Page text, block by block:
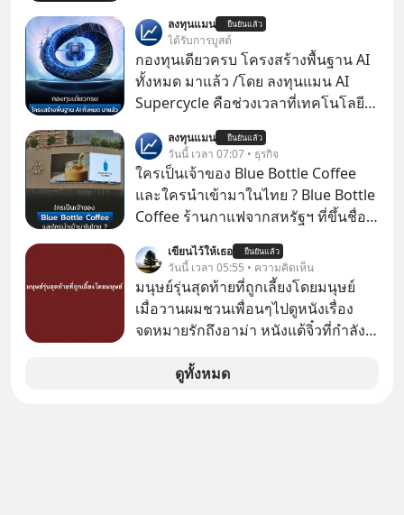
CRC แจ้งตลาดหลักทรัพย์ฯ ว่า บริษัท
เซ็นทรัล ฟู้ด รีเทล จำกัด (CFR) ซึ่งเป็น
บริษัทย่อยที่ CRC ถือหุ้นทั้งทางตรงและ
ทางอ้อม 100%
ลงทุนแมน ยืนยันแล้ว
ได้รับการบูสต์
กองทุนเดียวครบ โครงสร้างพื้นฐาน AI
ทั้งหมด มาแล้ว /โดย ลงทุนแมน AI
Supercycle คือช่วงเวลาที่เทคโนโลยี
เคลื่อนหลัก ของการเติบโตทาง
เศรษฐกิจ และวิถีชีวิตของผู้คนอย่าง
ยาวนานต่อจากนี้
ลงทุนแมน ยืนยันแล้ว
วันนี้ เวลา 07:07 • ธุรกิจ
ใครเป็นเจ้าของ Blue Bottle Coffee
และใครนำเข้ามาในไทย ? Blue Bottle
Coffee ร้านกาแฟจากสหรัฐฯ ที่ขึ้นชื่อ
แรกในประเทศไทย ที่ Central Park
เขียนไว้ให้เธอ ยืนยันแล้ว
วันนี้ เวลา 05:55 • ความคิดเห็น
มนุษย์รุ่นสุดท้ายที่ถูกเลี้ยงโดยมนุษย์
เมื่อวานผมชวนเพื่อนๆไปดูหนังเรื่อง
จดหมายรักถึงอาม่า หนังแต้จิ๋วที่กำลัง
ป๊าผมเห็นโปสเตอร์หนังเรื่องนี้หลาย
ดูทั้งหมด